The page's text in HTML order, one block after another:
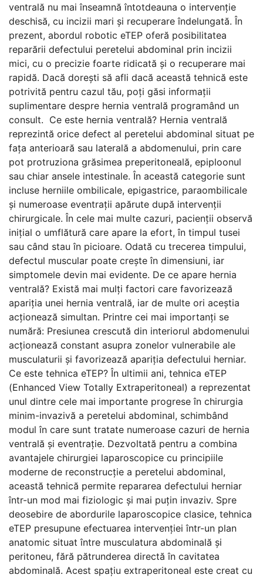
ventrală nu mai înseamnă întotdeauna o intervenție
deschisă, cu incizii mari și recuperare îndelungată. În
prezent, abordul robotic eTEP oferă posibilitatea
reparării defectului peretelui abdominal prin incizii
mici, cu o precizie foarte ridicată și o recuperare mai
rapidă. Dacă dorești să afli dacă această tehnică este
potrivită pentru cazul tău, poți găsi informații
suplimentare despre hernia ventrală programând un
consult. Ce este hernia ventrală? Hernia ventrală
reprezintă orice defect al peretelui abdominal situat pe
fața anterioară sau laterală a abdomenului, prin care
pot protruziona grăsimea preperitoneală, epiploonul
sau chiar ansele intestinale. În această categorie sunt
incluse herniile ombilicale, epigastrice, paraombilicale
și numeroase eventrații apărute după intervenții
chirurgicale. În cele mai multe cazuri, pacienții observă
inițial o umflătură care apare la efort, în timpul tusei
sau când stau în picioare. Odată cu trecerea timpului,
defectul muscular poate crește în dimensiuni, iar
simptomele devin mai evidente. De ce apare hernia
ventrală? Există mai mulți factori care favorizează
apariția unei hernia ventrală, iar de multe ori aceștia
acționează simultan. Printre cei mai importanți se
numără: Presiunea crescută din interiorul abdomenului
acționează constant asupra zonelor vulnerabile ale
musculaturii și favorizează apariția defectului herniar.
Ce este tehnica eTEP? În ultimii ani, tehnica eTEP
(Enhanced View Totally Extraperitoneal) a reprezentat
unul dintre cele mai importante progrese în chirurgia
minim-invazivă a peretelui abdominal, schimbând
modul în care sunt tratate numeroase cazuri de hernia
ventrală și eventrație. Dezvoltată pentru a combina
avantajele chirurgiei laparoscopice cu principiile
moderne de reconstrucție a peretelui abdominal,
această tehnică permite repararea defectului herniar
într-un mod mai fiziologic și mai puțin invaziv. Spre
deosebire de abordurile laparoscopice clasice, tehnica
eTEP presupune efectuarea intervenției într-un plan
anatomic situat între musculatura abdominală și
peritoneu, fără pătrunderea directă în cavitatea
abdominală. Acest spațiu extraperitoneal este creat cu